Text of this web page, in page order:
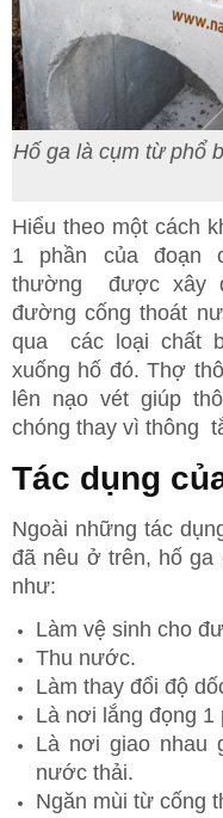
Hố ga là cụm từ phổ
Hiểu theo một cách
1 phần của đoạn
thường được xây
đường cống thoát
qua các loại chất
xuống hố đó. Thợ
lên nạo vét giúp
chóng thay vì thông
Tác dụng
Ngoài những tác
đã nêu ở trên, hố ga
như:
Làm vệ sinh cho
Thu nước.
Làm thay đổi độ
Là nơi lắng đọng 1
Là nơi giao nhau
nước thải.
Ngăn mùi từ cống